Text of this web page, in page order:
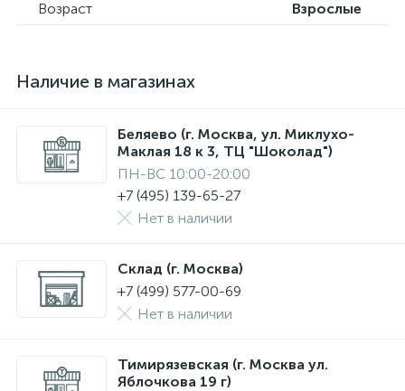
Возраст
Взрослые
Наличие в магазинах
Беляево (г. Москва, ул. Миклухо-
Маклая 18 к 3, ТЦ "Шоколад")
ПН-ВС 10:00-20:00
+7 (495) 139-65-27
Нет в наличии
Склад (г. Москва)
+7 (499) 577-00-69
Нет в наличии
Тимирязевская (г. Москва ул.
Яблочкова 19 г)